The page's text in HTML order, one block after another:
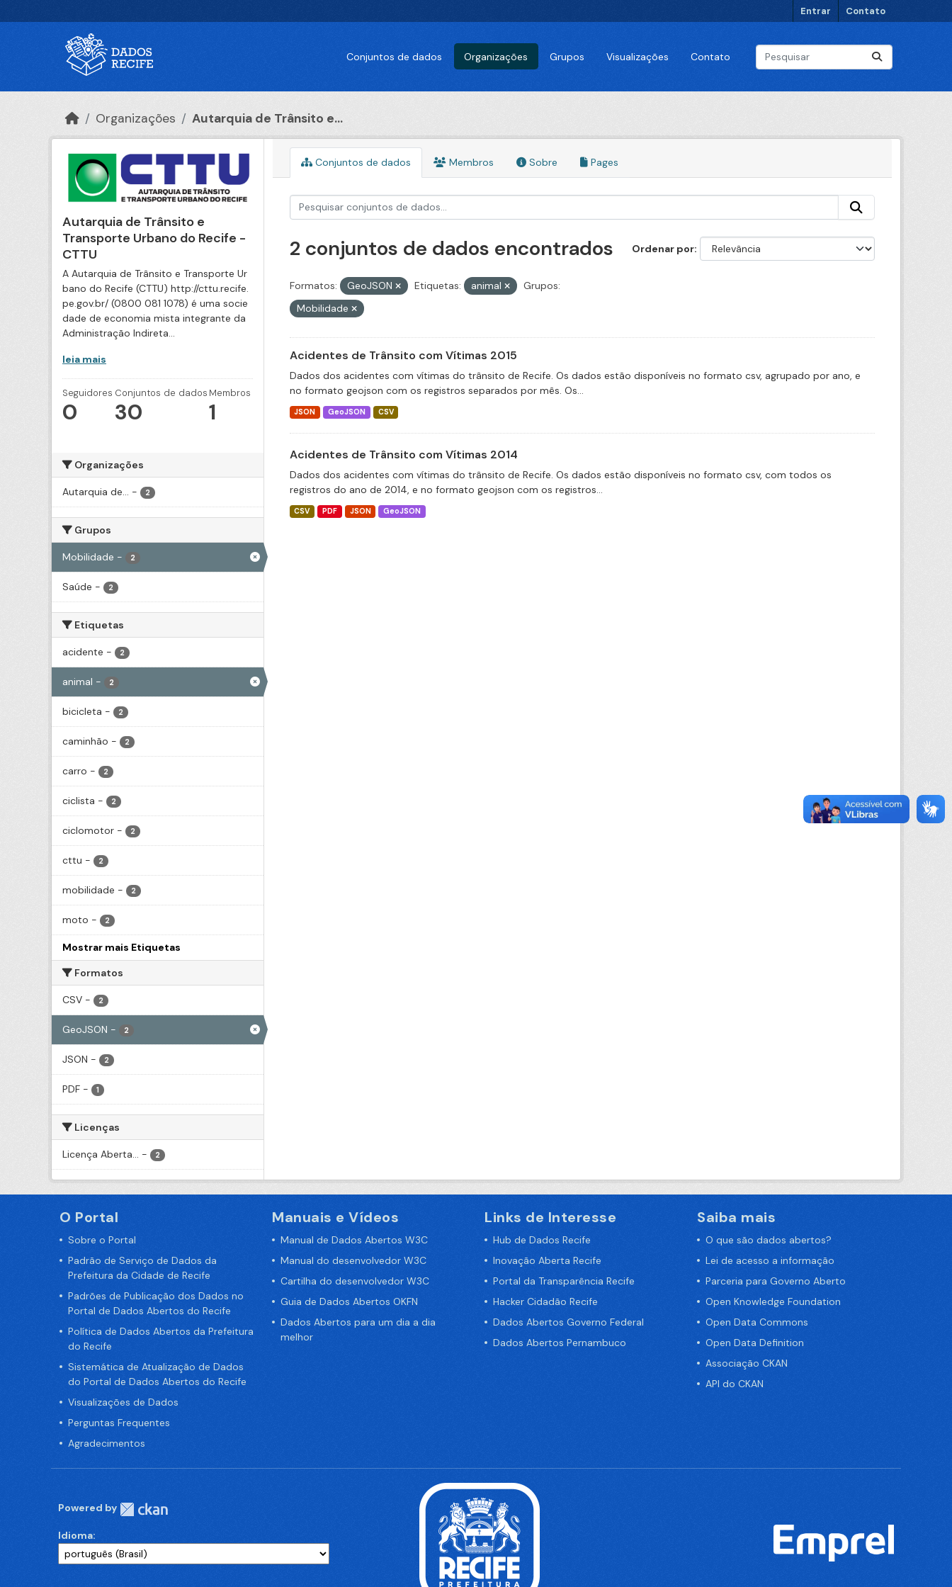
Entrar Contato
Conjuntos de dados Organizações Grupos Visualizações Contato
Organizações Autarquia de Trânsito e...
Autarquia de Trânsito e
Transporte Urbano do Recife -
CTTU
A Autarquia de Trânsito e Transporte Ur
bano do Recife (CTTU) http://cttu.recife.
pe.gov.br/ (0800 081 1078) é uma socie
dade de economia mista integrante da
Administração Indireta...
leia mais
Seguidores
0
Conjuntos de dados
30
Membros
1
Organizações
Autarquia de... - 2
Grupos
Mobilidade - 2
Saúde - 2
Etiquetas
acidente - 2
animal - 2
bicicleta - 2
caminhão - 2
carro - 2
ciclista - 2
ciclomotor - 2
cttu - 2
mobilidade - 2
moto - 2
Mostrar mais Etiquetas
Formatos
CSV - 2
GeoJSON - 2
JSON - 2
PDF - 1
Licenças
Licença Aberta... - 2
Conjuntos de dados Membros Sobre Pages
Ordenar por
2 conjuntos de dados encontrados
Formatos: GeoJSON Etiquetas: animal
Grupos:
Mobilidade
Acidentes de Trânsito com Vítimas 2015
Dados dos acidentes com vítimas do trânsito de Recife. Os dados estão disponíveis no formato csv, agrupado por ano, e
no formato geojson com os registros separados por mês. Os...
JSON GeoJSON CSV
Acidentes de Trânsito com Vítimas 2014
Dados dos acidentes com vítimas do trânsito de Recife. Os dados estão disponíveis no formato csv, com todos os
registros do ano de 2014, e no formato geojson com os registros...
CSV PDF JSON GeoJSON
O Portal
Sobre o Portal
Padrão de Serviço de Dados da
Prefeitura da Cidade de Recife
Padrões de Publicação dos Dados no
Portal de Dados Abertos do Recife
Política de Dados Abertos da Prefeitura
do Recife
Sistemática de Atualização de Dados
do Portal de Dados Abertos do Recife
Visualizações de Dados
Perguntas Frequentes
Agradecimentos
Manuais e Vídeos
Manual de Dados Abertos W3C
Manual do desenvolvedor W3C
Cartilha do desenvolvedor W3C
Guia de Dados Abertos OKFN
Dados Abertos para um dia a dia
melhor
Links de Interesse
Hub de Dados Recife
Inovação Aberta Recife
Portal da Transparência Recife
Hacker Cidadão Recife
Dados Abertos Governo Federal
Dados Abertos Pernambuco
Saiba mais
O que são dados abertos?
Lei de acesso a informação
Parceria para Governo Aberto
Open Knowledge Foundation
Open Data Commons
Open Data Definition
Associação CKAN
API do CKAN
Powered by
Idioma